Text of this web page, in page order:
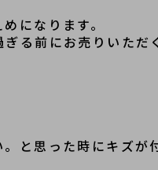
になります。
る前にお売りいただ
と思った時にキズが